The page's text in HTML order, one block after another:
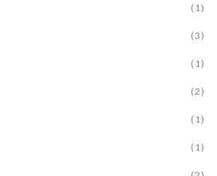
(1)
(3)
(1)
(2)
(1)
(1)